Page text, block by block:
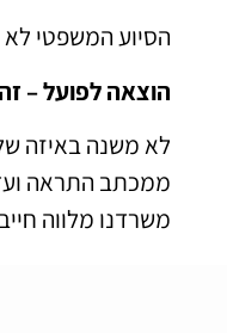
הסיוע המשפטי
הוצאה לפועל –
לא משנה באיזה
ממכתב התראה ועד
משרדנו מלווה